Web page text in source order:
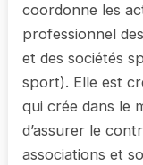
coordonne les
professionnel
et des sociétés
sport). Elle est
qui crée dans le
d’assurer le
associations et